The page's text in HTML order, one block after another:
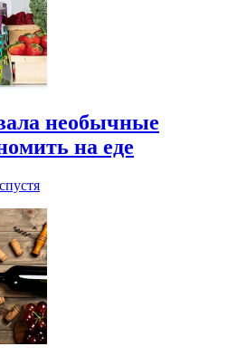
необычные
на еде